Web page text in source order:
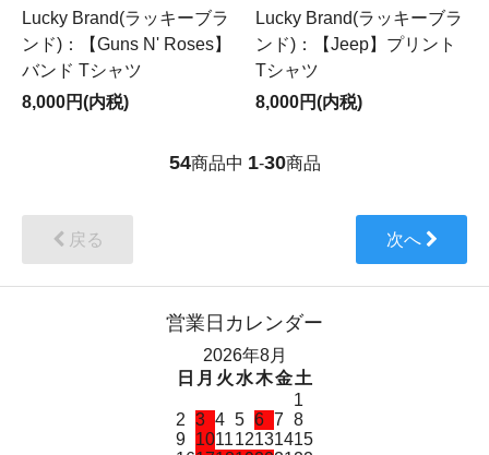
Lucky Brand(ラッキーブラ
ンド)：【Guns N' Roses】
バンド Tシャツ
8,000円(内税)
Lucky Brand(ラッキーブラ
ンド)：【Jeep】プリント
Tシャツ
8,000円(内税)
54商品中 1-30商品
戻る 次へ
営業日カレンダー
2026年8月
日 月 火 水木金土
1
2 3 4 5 6 7 8
9 101112131415